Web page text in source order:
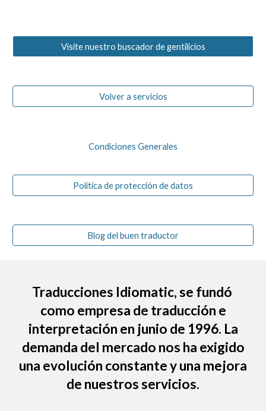
Visite nuestro buscador de gentilicios
Volver a servicios
Condiciones Generales
Política de protección de datos
Blog del buen traductor
Traducciones Idiomatic, se fundó
como empresa de traducción e
interpretación en junio de 1996. La
demanda del mercado nos ha exigido
una evolución constante y una mejora
de nuestros servicios.